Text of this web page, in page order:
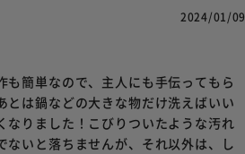
2024/01/09
簡単なので、主人にも手伝ってもら
は鍋などの大きな物だけ洗えばいい
りました！こびりついたような汚れ
いと落ちませんが、それ以外は、し